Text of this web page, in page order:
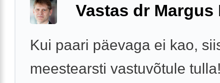
Vastas dr Margus
Kui paari päevaga ei kao,
meestearsti vastuvõtule